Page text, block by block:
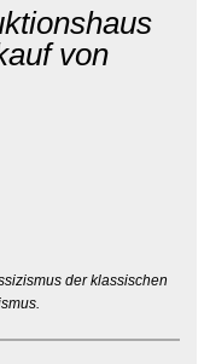
von
der klassischen